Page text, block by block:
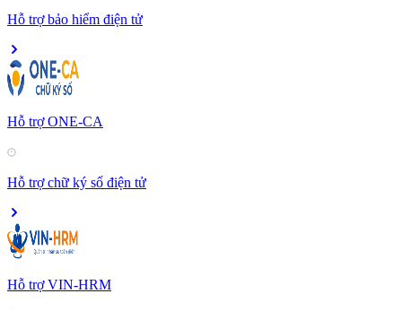
Hỗ trợ bảo hiểm điện tử
Hỗ trợ ONE-CA
Hỗ trợ chữ ký số điện tử
Hỗ trợ VIN-HRM